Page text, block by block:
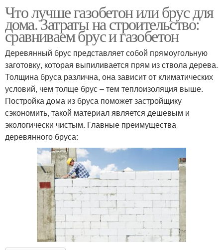
Что лучше газобетон или брус для
дома. Затраты на строительство:
сравниваем брус и газобетон
Деревянный брус представляет собой прямоугольную
заготовку, которая выпиливается прям из ствола дерева.
Толщина бруса различна, она зависит от климатических
условий, чем толще брус – тем теплоизоляция выше.
Постройка дома из бруса поможет застройщику
сэкономить, такой материал является дешевым и
экологически чистым. Главные преимущества
деревянного бруса: